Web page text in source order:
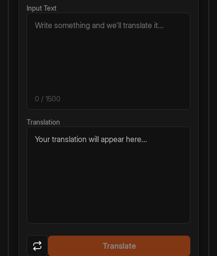
Input Text
0 / 1500
Translation
Your translation will appear here...
Translate